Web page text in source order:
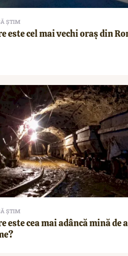
ȘTIM
este cel mai vechi oraș din
ȘTIM
este cea mai adâncă mină de